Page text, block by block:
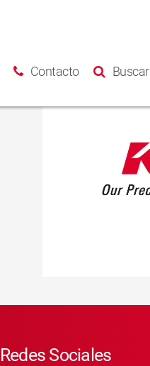
Contacto Buscar
Redes Sociales